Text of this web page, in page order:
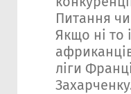
Питання
Якщо ні то
ліги